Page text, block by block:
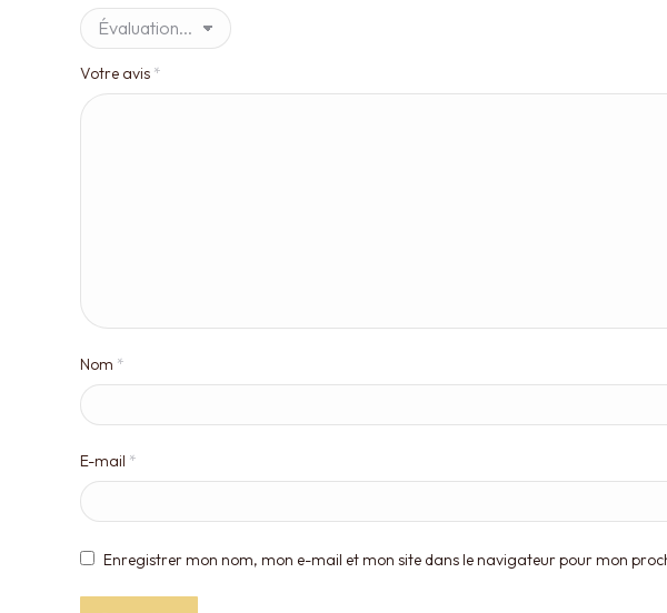
Votre avis *
Nom *
E-mail *
Enregistrer mon nom, mon e-mail et mon site dans le navigateur pour mon